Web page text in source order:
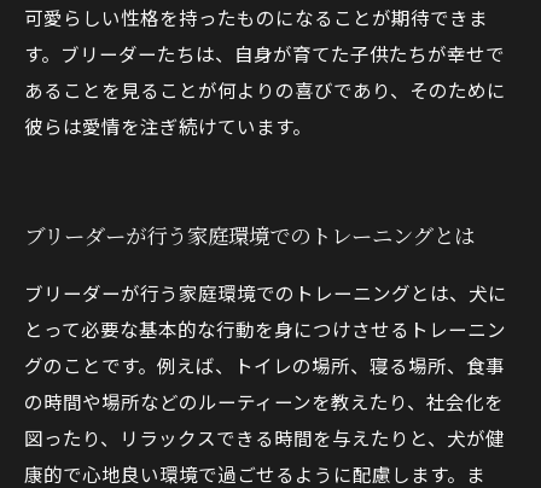
可愛らしい性格を持ったものになることが期待できま
す。ブリーダーたちは、自身が育てた子供たちが幸せで
あることを見ることが何よりの喜びであり、そのために
彼らは愛情を注ぎ続けています。
ブリーダーが行う家庭環境でのトレーニングとは
ブリーダーが行う家庭環境でのトレーニングとは、犬に
とって必要な基本的な行動を身につけさせるトレーニン
グのことです。例えば、トイレの場所、寝る場所、食事
の時間や場所などのルーティーンを教えたり、社会化を
図ったり、リラックスできる時間を与えたりと、犬が健
康的で心地良い環境で過ごせるように配慮します。ま